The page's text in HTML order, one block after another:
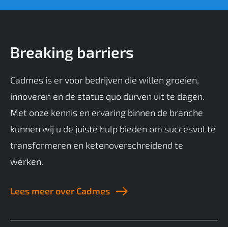
Breaking barriers
Cadmes is er voor bedrijven die willen groeien,
innoveren en de status quo durven uit te dagen.
Met onze kennis en ervaring binnen de branche
kunnen wij u de juiste hulp bieden om succesvol te
transformeren en ketenoverschreidend te
werken.
Lees meer over Cadmes